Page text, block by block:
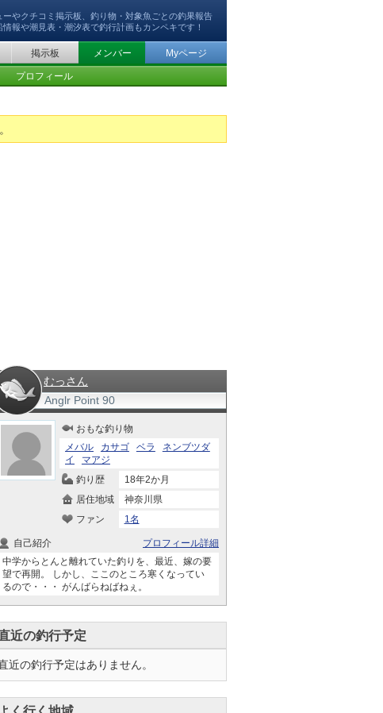
やクチコミ掲示板、釣り物・対象魚ごとの釣果報告
報や潮見表・潮汐表で釣行計画もカンペキです！
掲示板 メンバー Myページ
プロフィール
むっさん
Anglr Point 90
おもな釣り物
メバル
カサゴ ベラ
ネンブツダ
イ
マアジ
釣り歴
18年2か月
居住地域
神奈川県
ファン
1名
プロフィール詳細
自己紹介
中学からとんと離れていた釣りを、最近、嫁の要
望で再開。 しかし、ここのところ寒くなってい
るので・・・ がんばらねばねぇ。
近の釣行予定
近の釣行予定はありません。